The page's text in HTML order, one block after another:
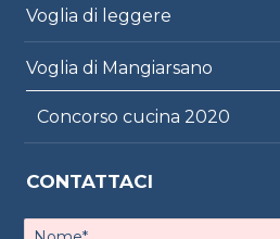
Voglia di leggere
Voglia di Mangiarsano
Concorso cucina 2020
CONTATTACI